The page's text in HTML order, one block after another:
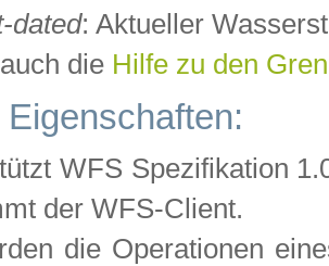
dated: Aktueller
die Hilfe zu den
WFS Spezifikation
der WFS-Client.
die Operationen